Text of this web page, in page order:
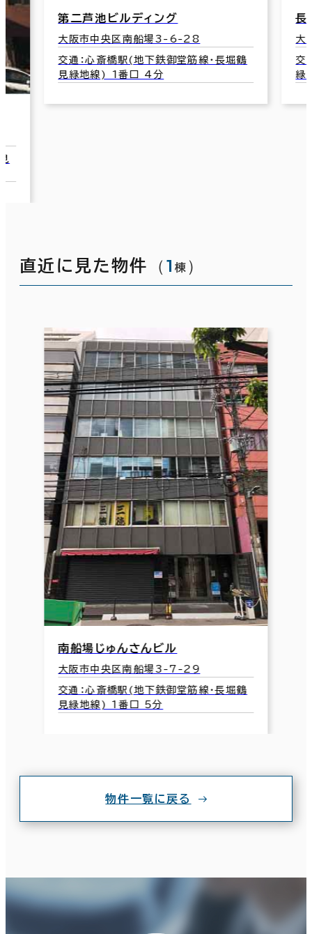
第二芦池ビルディング
大阪市中央区南船場3-6-28
交通：心斎橋駅(地下鉄御堂筋線･長堀鶴
見緑地線) 1番口 4分
長
大
交
緑
直近に見た物件 （1 棟 ）
南船場じゅんさんビル
大阪市中央区南船場3-7-29
交通：心斎橋駅(地下鉄御堂筋線･長堀鶴
見緑地線) 1番口 5分
物件一覧に戻る